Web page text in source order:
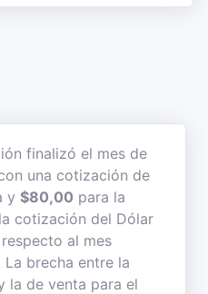
finalizó el mes de
una cotización de
y $80,00 para la
cotización del Dólar
al mes
La brecha entre la
la de venta para el